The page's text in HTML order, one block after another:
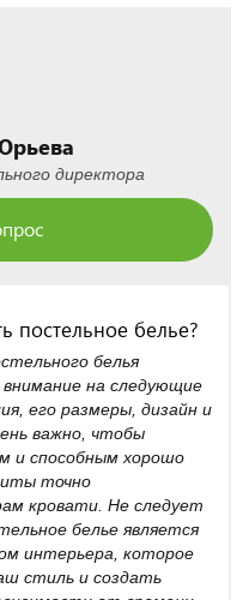
директора
постельное белье?
белья
на следующие
его размеры, дизайн и
важно, чтобы
и способным хорошо
точно
кровати. Не следует
белье является
интерьера, которое
стиль и создать